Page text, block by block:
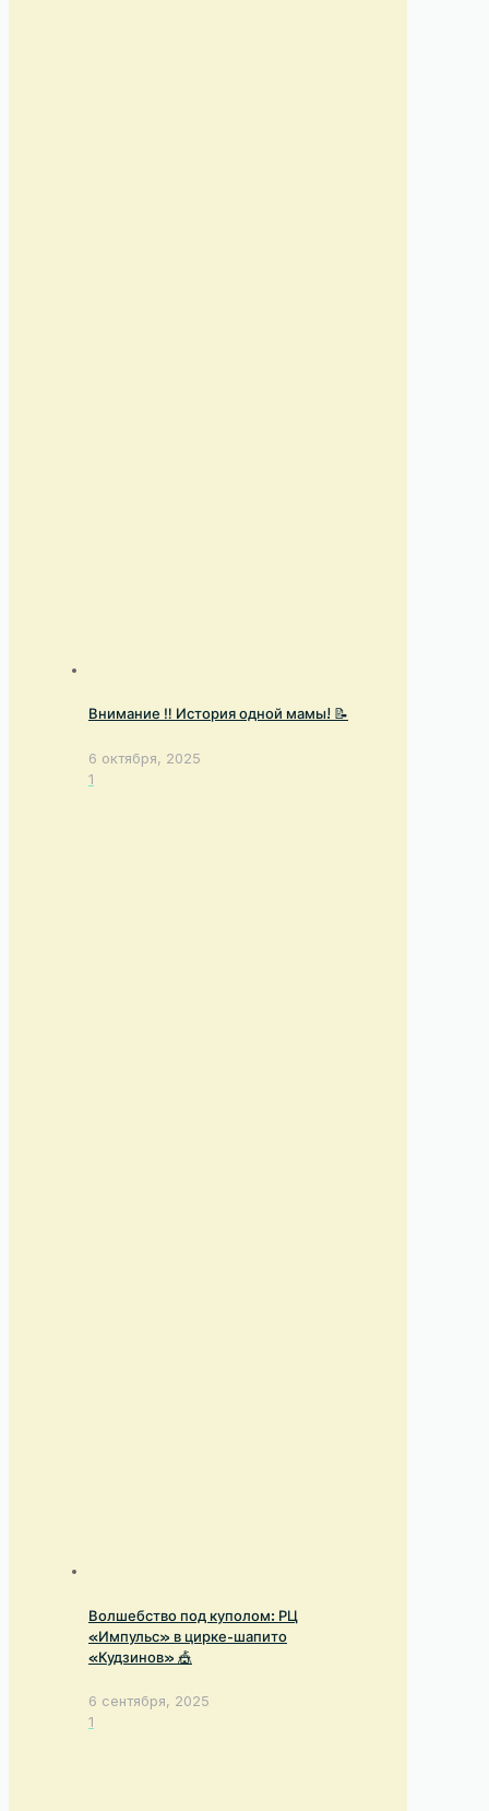
Внимание ‼️ История одной мамы! 📝
6 октября, 2025
1
Волшебство под куполом: РЦ
«Импульс» в цирке-шапито
«Кудзинов» 🎪
6 сентября, 2025
1